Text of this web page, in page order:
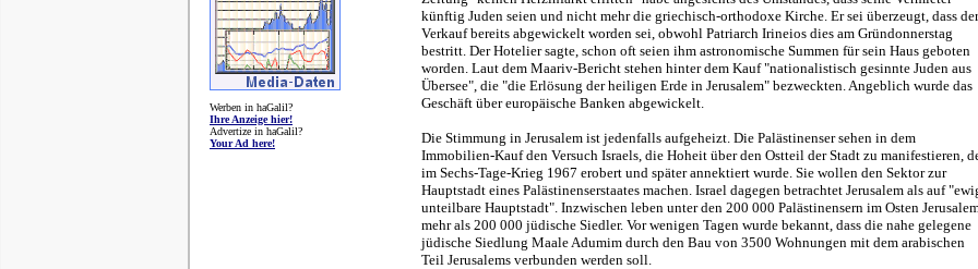
Werben in haGalil?
Ihre Anzeige hier!
Advertize in haGalil?
Your Ad here!
künftig Juden seien und nicht mehr die griechisch-orthodoxe Kirche. Er sei überzeugt, dass der
Verkauf bereits abgewickelt worden sei, obwohl Patriarch Irineios dies am Gründonnerstag
bestritt. Der Hotelier sagte, schon oft seien ihm astronomische Summen für sein Haus geboten
worden. Laut dem Maariv-Bericht stehen hinter dem Kauf "nationalistisch gesinnte Juden aus
Übersee", die "die Erlösung der heiligen Erde in Jerusalem" bezweckten. Angeblich wurde das
Geschäft über europäische Banken abgewickelt.
Die Stimmung in Jerusalem ist jedenfalls aufgeheizt. Die Palästinenser sehen in dem
Immobilien-Kauf den Versuch Israels, die Hoheit über den Ostteil der Stadt zu manifestieren,
im Sechs-Tage-Krieg 1967 erobert und später annektiert wurde. Sie wollen den Sektor zur
Hauptstadt eines Palästinenserstaates machen. Israel dagegen betrachtet Jerusalem als auf
unteilbare Hauptstadt". Inzwischen leben unter den 200 000 Palästinensern im Osten
mehr als 200 000 jüdische Siedler. Vor wenigen Tagen wurde bekannt, dass die nahe gelegene
jüdische Siedlung Maale Adumim durch den Bau von 3500 Wohnungen mit dem arabischen
Teil Jerusalems verbunden werden soll.